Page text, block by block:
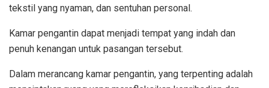
tekstil yang nyaman, dan sentuhan personal.
Kamar pengantin dapat menjadi tempat yang indah dan
penuh kenangan untuk pasangan tersebut.
Dalam merancang kamar pengantin, yang terpenting adalah